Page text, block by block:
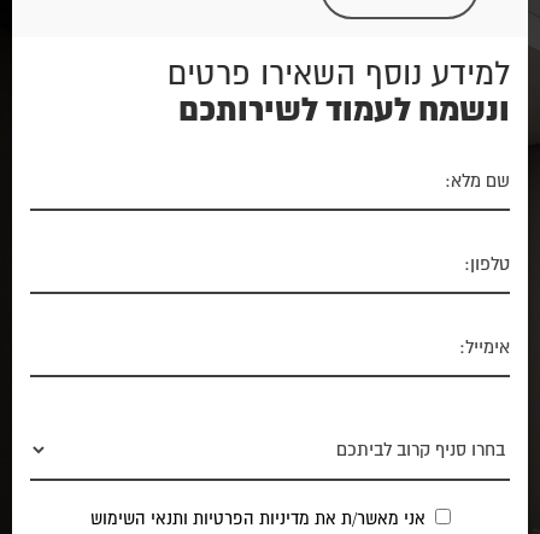
למידע נוסף השאירו פרטים
ונשמח לעמוד לשירותכם
אני מאשר/ת את מדיניות הפרטיות ותנאי השימוש